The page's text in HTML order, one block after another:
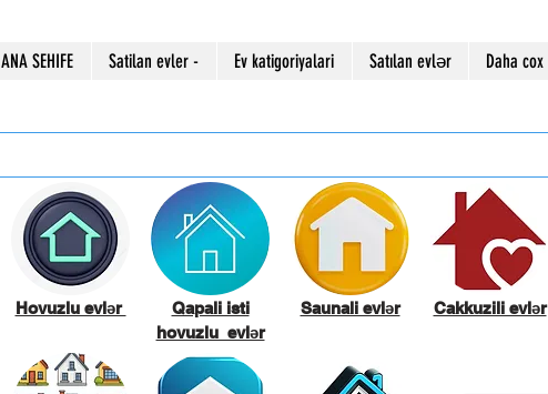
ANA SEHIFE Satilan evler - Ev katigoriyalari Satılan evlər Daha cox
Hovuzlu evlər
Qapali isti
hovuzlu evlər
Saunali evlər Cakkuzili evlər